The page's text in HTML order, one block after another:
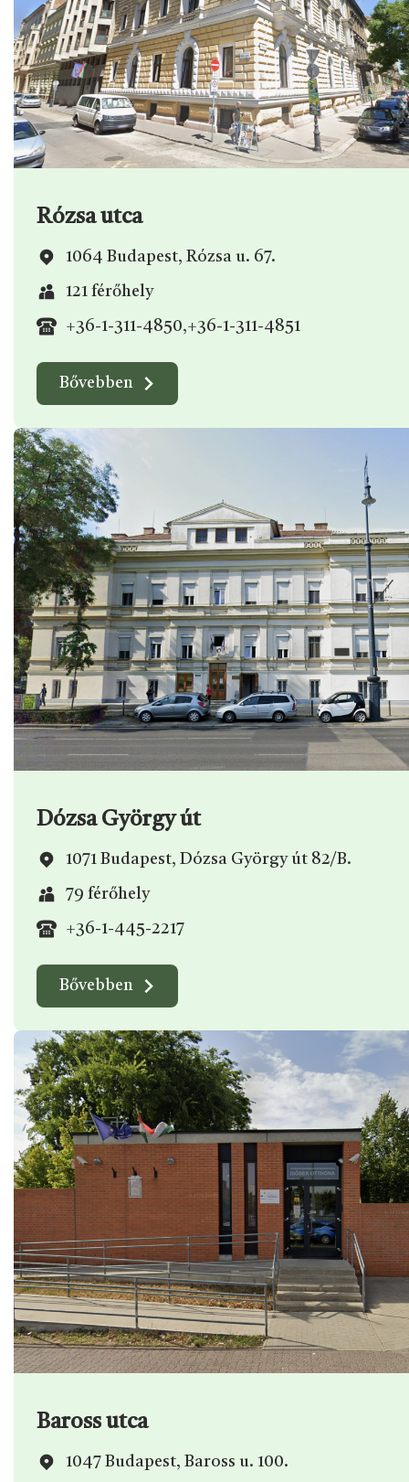
Rózsa utca
1064 Budapest, Rózsa u. 67.
121 férőhely
+36-1-311-4850,+36-1-311-4851
Bővebben
Dózsa György út
1071 Budapest, Dózsa György út 82/B.
79 férőhely
+36-1-445-2217
Bővebben
Baross utca
1047 Budapest, Baross u. 100.